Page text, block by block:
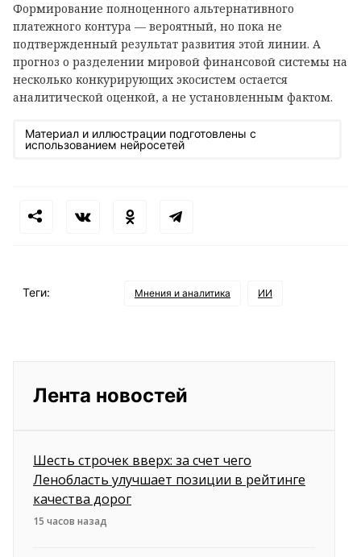
Формирование полноценного альтернативного
платежного контура — вероятный, но пока не
подтвержденный результат развития этой линии. А
прогноз о разделении мировой финансовой системы на
несколько конкурирующих экосистем остается
аналитической оценкой, а не установленным фактом.
Материал и иллюстрации подготовлены с
использованием нейросетей
Теги: Мнения и аналитика ИИ
Лента новостей
Шесть строчек вверх: за счет чего
Ленобласть улучшает позиции в рейтинге
качества дорог
15 часов назад